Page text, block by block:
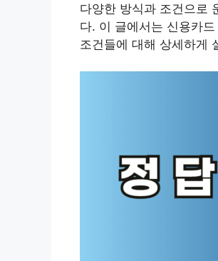
다양한 방식과 조건으로
다. 이 글에서는 신용카
조건들에 대해 상세하게